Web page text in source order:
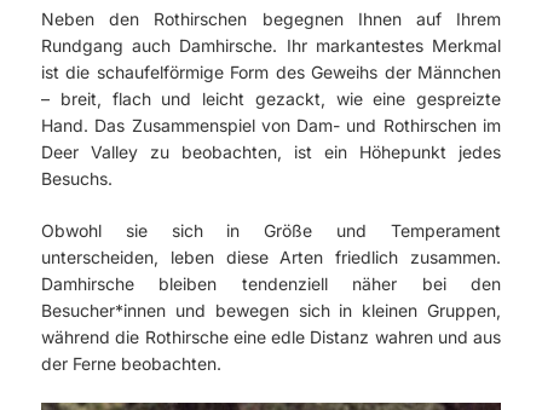
Neben den Rothirschen begegnen Ihnen auf Ihrem
Rundgang auch Damhirsche. Ihr markantestes Merkmal
ist die schaufelförmige Form des Geweihs der Männchen
– breit, flach und leicht gezackt, wie eine gespreizte
Hand. Das Zusammenspiel von Dam- und Rothirschen im
Deer Valley zu beobachten, ist ein Höhepunkt jedes
Besuchs.
Obwohl sie sich in Größe und Temperament
unterscheiden, leben diese Arten friedlich zusammen.
Damhirsche bleiben tendenziell näher bei den
Besucher*innen und bewegen sich in kleinen Gruppen,
während die Rothirsche eine edle Distanz wahren und aus
der Ferne beobachten.